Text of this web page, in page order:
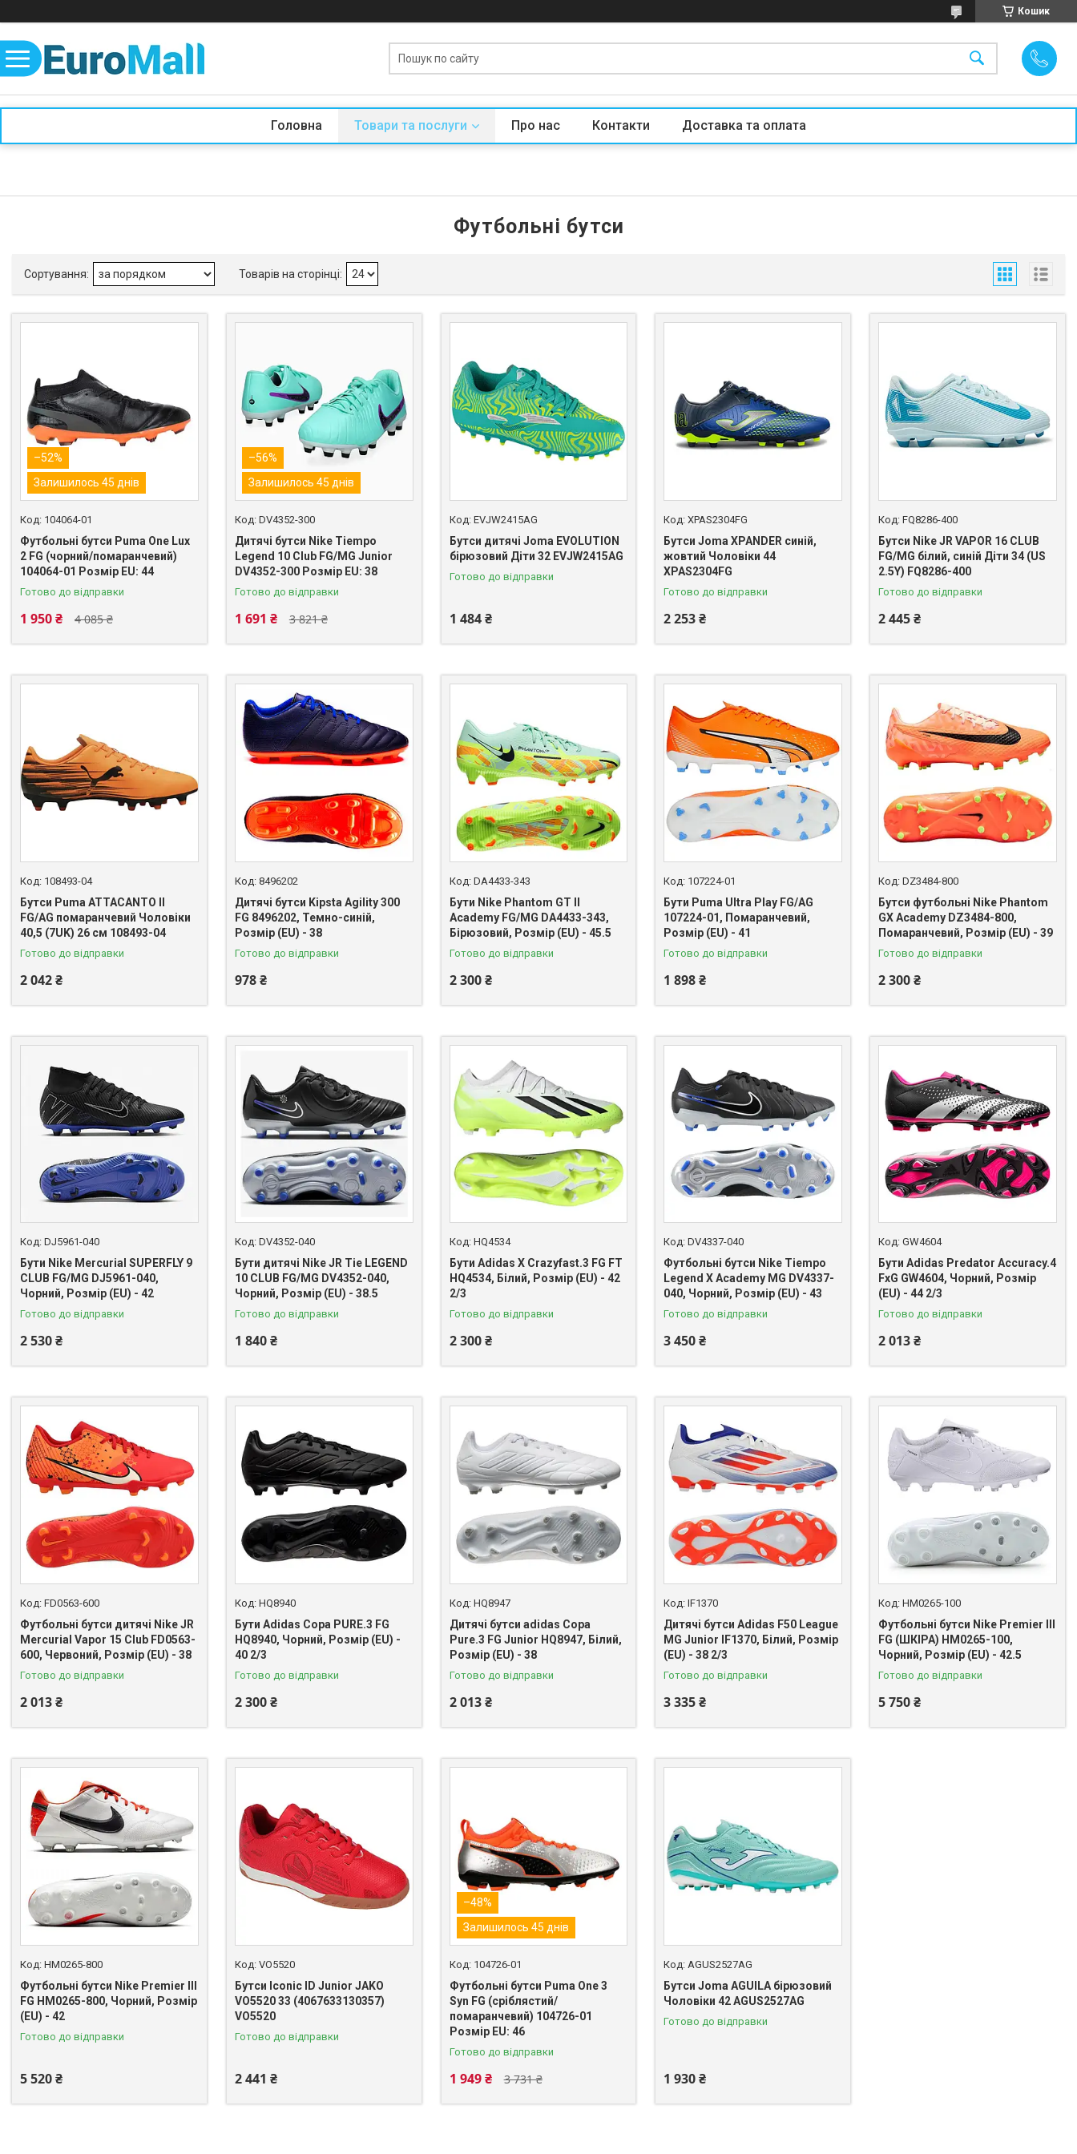
Кошик
Головна Товари та послуги Про нас Контакти Доставка та оплата
Футбольні бутси
–52%
Залишилось 45 днів
104064-01
Футбольні бутси Puma One Lux
2 FG (чорний/помаранчевий)
104064-01 Розмір EU: 44
Готово до відправки
4 085 ₴
1 950 ₴
–56%
Залишилось 45 днів
DV4352-300
Дитячі бутси Nike Tiempo
Legend 10 Club FG/MG Junior
DV4352-300 Розмір EU: 38
Готово до відправки
3 821 ₴
1 691 ₴
EVJW2415AG
Бутси дитячі Joma EVOLUTION
бірюзовий Діти 32 EVJW2415AG
Готово до відправки
1 484 ₴
XPAS2304FG
Бутси Joma XPANDER синій,
жовтий Чоловіки 44
XPAS2304FG
Готово до відправки
2 253 ₴
FQ8286-400
Бутси Nike JR VAPOR 16 CLUB
FG/MG білий, синій Діти 34 (US
2.5Y) FQ8286-400
Готово до відправки
2 445 ₴
108493-04
Бутси Puma ATTACANTO II
FG/AG помаранчевий Чоловіки
40,5 (7UK) 26 см 108493-04
Готово до відправки
2 042 ₴
8496202
Дитячі бутси Kipsta Agility 300
FG 8496202, Темно-синій,
Розмір (EU) - 38
Готово до відправки
978 ₴
DA4433-343
Бути Nike Phantom GT II
Academy FG/MG DA4433-343,
Бірюзовий, Розмір (EU) - 45.5
Готово до відправки
2 300 ₴
107224-01
Бути Puma Ultra Play FG/AG
107224-01, Помаранчевий,
Розмір (EU) - 41
Готово до відправки
1 898 ₴
DZ3484-800
Бутси футбольні Nike Phantom
GX Academy DZ3484-800,
Помаранчевий, Розмір (EU) - 39
Готово до відправки
2 300 ₴
DJ5961-040
Бути Nike Mercurial SUPERFLY 9
CLUB FG/MG DJ5961-040,
Чорний, Розмір (EU) - 42
Готово до відправки
2 530 ₴
DV4352-040
Бути дитячі Nike JR Tie LEGEND
10 CLUB FG/MG DV4352-040,
Чорний, Розмір (EU) - 38.5
Готово до відправки
1 840 ₴
HQ4534
Бути Adidas X Crazyfast.3 FG FT
HQ4534, Білий, Розмір (EU) - 42
2/3
Готово до відправки
2 300 ₴
DV4337-040
Футбольні бутси Nike Tiempo
Legend X Academy MG DV4337-
040, Чорний, Розмір (EU) - 43
Готово до відправки
3 450 ₴
GW4604
Бути Adidas Predator Accuracy.4
FxG GW4604, Чорний, Розмір
(EU) - 44 2/3
Готово до відправки
2 013 ₴
FD0563-600
Футбольні бутси дитячі Nike JR
Mercurial Vapor 15 Club FD0563-
600, Червоний, Розмір (EU) - 38
Готово до відправки
2 013 ₴
HQ8940
Бути Adidas Copa PURE.3 FG
HQ8940, Чорний, Розмір (EU) -
40 2/3
Готово до відправки
2 300 ₴
HQ8947
Дитячі бутси adidas Copa
Pure.3 FG Junior HQ8947, Білий,
Розмір (EU) - 38
Готово до відправки
2 013 ₴
IF1370
Дитячі бутси Adidas F50 League
MG Junior IF1370, Білий, Розмір
(EU) - 38 2/3
Готово до відправки
3 335 ₴
HM0265-100
Футбольні бутси Nike Premier III
FG (ШКІРА) HM0265-100,
Чорний, Розмір (EU) - 42.5
Готово до відправки
5 750 ₴
HM0265-800
Футбольні бутси Nike Premier III
FG HM0265-800, Чорний, Розмір
(EU) - 42
Готово до відправки
5 520 ₴
VO5520
Бутси Iconic ID Junior JAKO
VO5520 33 (4067633130357)
VO5520
Готово до відправки
2 441 ₴
–48%
Залишилось 45 днів
104726-01
Футбольні бутси Puma One 3
Syn FG (сріблястий/
помаранчевий) 104726-01
Розмір EU: 46
Готово до відправки
3 731 ₴
1 949 ₴
AGUS2527AG
Бутси Joma AGUILA бірюзовий
Чоловіки 42 AGUS2527AG
Готово до відправки
1 930 ₴